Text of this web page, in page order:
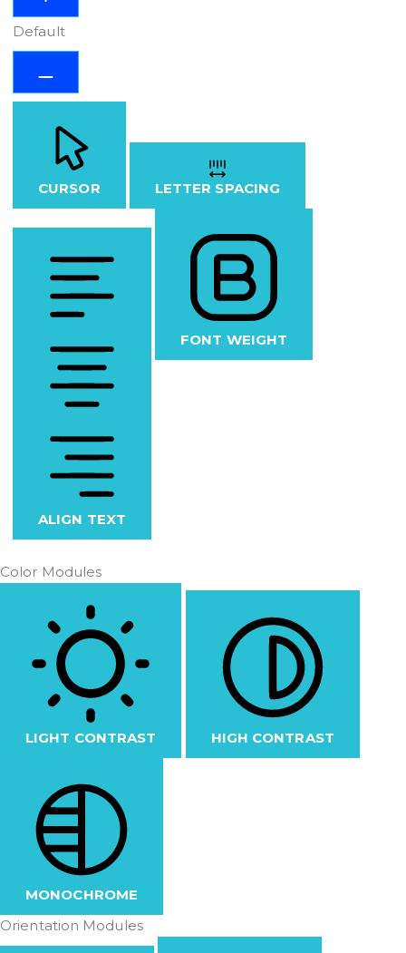
Default
CURSOR LETTER SPACING
ALIGN TEXT
FONT WEIGHT
Color Modules
LIGHT CONTRAST HIGH CONTRAST
MONOCHROME
Orientation Modules